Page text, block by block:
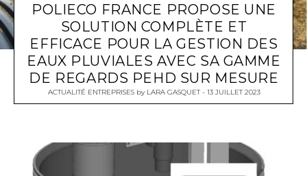
POLIECO FRANCE PROPOSE UNE
SOLUTION COMPLÈTE ET
EFFICACE POUR LA GESTION DES
EAUX PLUVIALES AVEC SA GAMME
DE REGARDS PEHD SUR MESURE
ACTUALITÉ ENTREPRISESby LARA GASQUET 13 JUILLET 2023